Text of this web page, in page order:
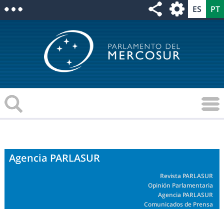
Agencia PARLASUR
Revista PARLASUR
Opinión Parlamentaria
Agencia PARLASUR
Comunicados de Prensa